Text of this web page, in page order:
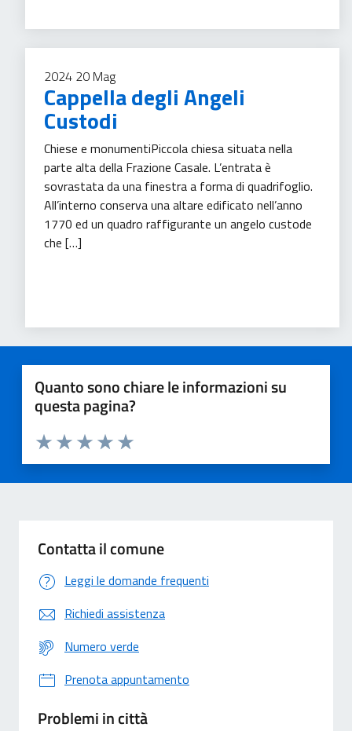
2024 20 Mag
Cappella degli Angeli
Custodi
Chiese e monumentiPiccola chiesa situata nella
parte alta della Frazione Casale. L’entrata è
sovrastata da una finestra a forma di quadrifoglio.
All’interno conserva una altare edificato nell’anno
1770 ed un quadro raffigurante un angelo custode
che […]
Quanto sono chiare le informazioni su
questa pagina?
Valuta 5 stelle su 5
Valuta 4 stelle su 5
Valuta 3 stelle su 5
Valuta 2 stelle su 5
Valuta 1 stelle su 5
Contatta il comune
Leggi le domande frequenti
Richiedi assistenza
Numero verde
Prenota appuntamento
Problemi in città